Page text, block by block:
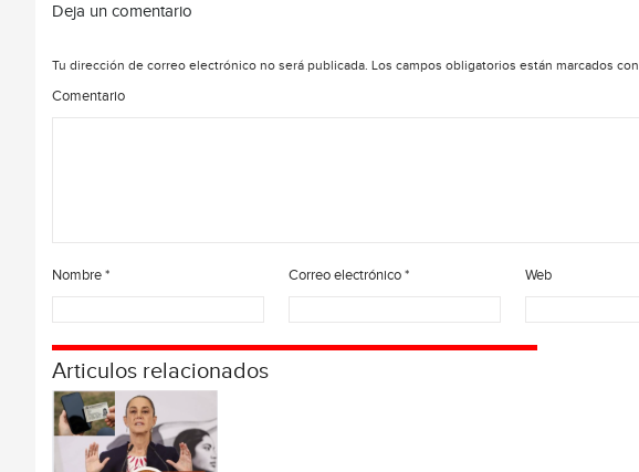
Deja un comentario
Tu dirección de correo electrónico no será publicada. Los campos obligatorios están marcados con
Comentario
Nombre* Correo electrónico* Web
Articulos relacionados